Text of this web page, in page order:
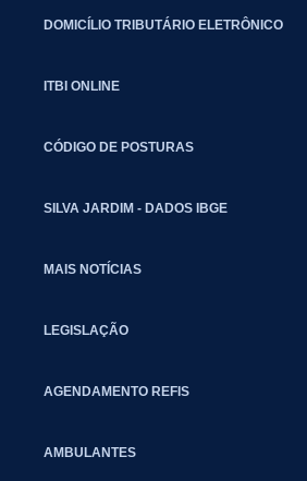
DOMICÍLIO TRIBUTÁRIO ELETRÔNICO
ITBI ONLINE
CÓDIGO DE POSTURAS
SILVA JARDIM - DADOS IBGE
MAIS NOTÍCIAS
LEGISLAÇÃO
AGENDAMENTO REFIS
AMBULANTES